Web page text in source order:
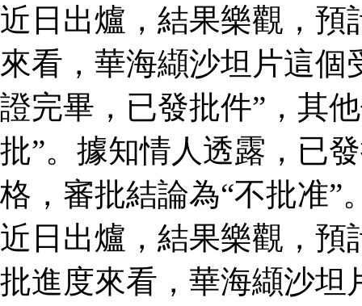
近日出爐，結果樂觀，預
來看，華海纈沙坦片這個
證完畢，已發批件”，其
批”。據知情人透露，已
格，審批結論為“不批准”
近日出爐，結果樂觀，
批進度來看，華海纈沙坦